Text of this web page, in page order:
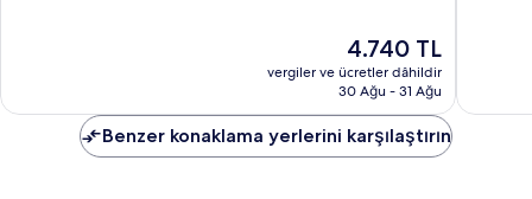
Güncel
fiyat:
4.740 TL
4.740 TL
vergiler ve ücretler dâhildir
30 Ağu - 31 Ağu
Benzer konaklama yerlerini karşılaştırın